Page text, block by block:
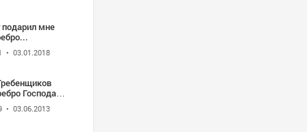
подарил мне
• 03.01.2018
Господа
• 03.06.2013